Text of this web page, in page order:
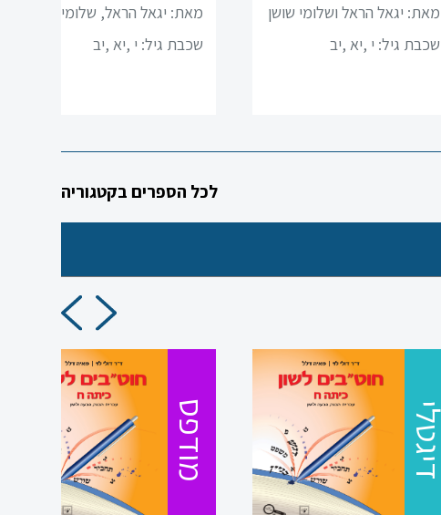
מאת: יגאל הראל, שלומי שושן
שכבת גיל: י ,יא ,יב
מאת: יגאל הראל ושלומי שושן
שכבת גיל: י ,יא ,יב
לכל הספרים בקטגוריה
מודפס דיגטלי